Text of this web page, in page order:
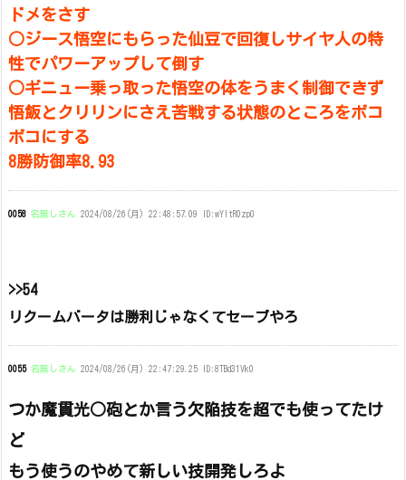
ドメをさす
○ジース悟空にもらった仙豆で回復しサイヤ人の特
性でパワーアップして倒す
○ギニュー乗っ取った悟空の体をうまく制御できず
悟飯とクリリンにさえ苦戦する状態のところをボコ
ボコにする
8勝防御率8.93
0058 名無しさん 2024/08/26(月) 22:48:57.09 ID:wYltR0zp0
>>54
リクームバータは勝利じゃなくてセーブやろ
0055 名無しさん 2024/08/26(月) 22:47:29.25 ID:8TBd31Vk0
つか魔貫光○砲とか言う欠陥技を超でも使ってたけ
ど
もう使うのやめて新しい技開発しろよ